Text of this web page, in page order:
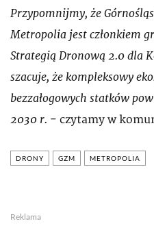
Przypomnijmy, że
Metropolia jest członkiem
Strategią Dronową 2.0 dla
szacuje, że kompleksowy
bezzałogowych statków
2030 r. - czytamy w
DRONY GZM METROPOLIA
Reklama